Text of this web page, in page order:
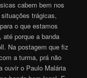
cabem bem nos
trágicas,
o que estamos
porque a banda
Na postagem que fiz
a turma, prá não
ouvir o Paulo Malária